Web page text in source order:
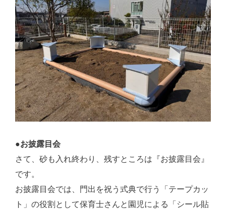
●お披露目会
さて、砂も入れ終わり、残すところは『お披露目会』
です。
お披露目会では、門出を祝う式典で行う「テープカッ
ト」の役割として保育士さんと園児による「シール貼